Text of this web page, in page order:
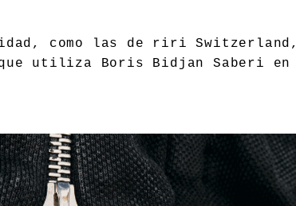
como las de riri Switzerland,
utiliza Boris Bidjan Saberi en